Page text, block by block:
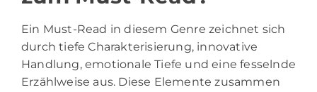
Ein Must-Read in diesem Genre zeichnet sich
durch tiefe Charakterisierung, innovative
Handlung, emotionale Tiefe und eine fesselnde
Erzählweise aus. Diese Elemente zusammen